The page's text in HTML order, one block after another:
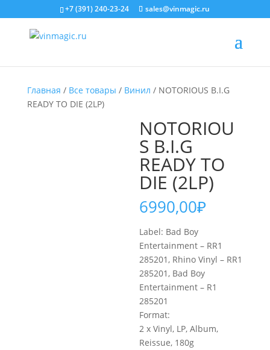
+7 (391) 240-23-24 sales@vinmagic.ru
Главная / Все товары / Винил / NOTORIOUS B.I.G
READY TO DIE (2LP)
NOTORIOU
S B.I.G
READY TO
DIE (2LP)
6990,00₽
Label: Bad Boy
Entertainment – RR1
285201, Rhino Vinyl – RR1
285201, Bad Boy
Entertainment – R1
285201
Format:
2 x Vinyl, LP, Album,
Reissue, 180g